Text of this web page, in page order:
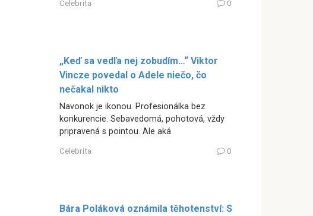
Celebrita 0
„Keď sa vedľa nej zobudím…“ Viktor
Vincze povedal o Adele niečo, čo
nečakal nikto
Navonok je ikonou. Profesionálka bez
konkurencie. Sebavedomá, pohotová, vždy
pripravená s pointou. Ale aká
Celebrita 0
Bára Poláková oznámila těhotenství: S